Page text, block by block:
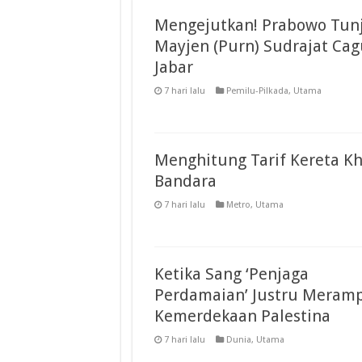
Mengejutkan! Prabowo
Mayjen (Purn) Sudrajat
Jabar
7 hari lalu Pemilu-Pilkada, Utama
Menghitung Tarif Kereta
Bandara
7 hari lalu Metro, Utama
Ketika Sang ‘Penjaga
Perdamaian’ Justru
Kemerdekaan Palestina
7 hari lalu Dunia, Utama